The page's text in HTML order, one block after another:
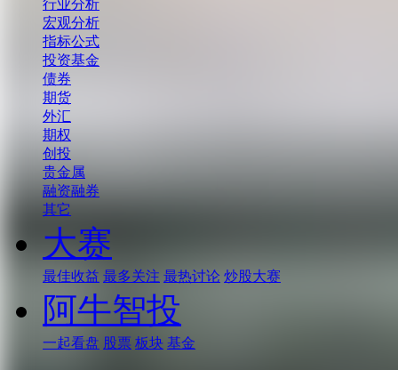
行业分析
宏观分析
指标公式
投资基金
债券
期货
外汇
期权
创投
贵金属
融资融券
其它
大赛
最佳收益 最多关注 最热讨论 炒股大赛
阿牛智投
一起看盘 股票 板块 基金